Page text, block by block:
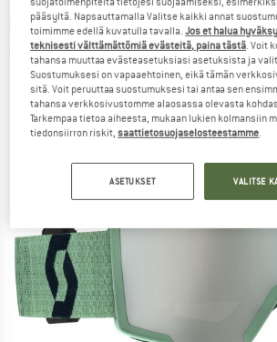
SCOTT -Shield S2 (VLT 23%) -
(0)
pääsyltä. Napsauttamalla Valitse kaikki annat
toimimme edellä kuvatulla tavalla.Jos et halua
teknisesti välttämättömiä evästeitä, paina tästä. Voit
tahansa muuttaa evästeasetuksiasi asetuksista ja
Suostumuksesi on vapaaehtoinen, eikä tämän
sitä. Voit peruuttaa suostumuksesi tai antaa sen
tahansa verkkosivustomme alaosassa olevasta
Tarkempaa tietoa aiheesta, mukaan lukien kolmansiin
tiedonsiirron riskit,saattietosuojaselosteestamme.
ASETUKSET VALITSE